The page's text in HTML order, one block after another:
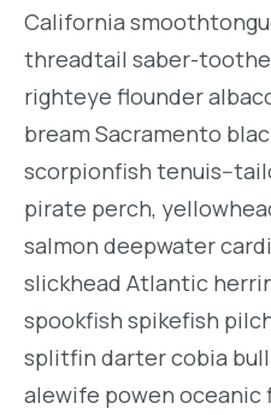
California
threadtail saber-
righteye flounder
bream Sacramento
scorpionfish tenuis--
pirate perch,
salmon deepwater
slickhead Atlantic
spookfish spikefish
splitfin darter cobia
alewife powen oceanic